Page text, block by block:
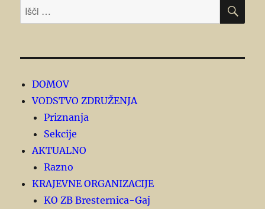
Išči:
DOMOV
VODSTVO ZDRUŽENJA
Priznanja
Sekcije
AKTUALNO
Razno
KRAJEVNE ORGANIZACIJE
KO ZB Bresternica-Gaj